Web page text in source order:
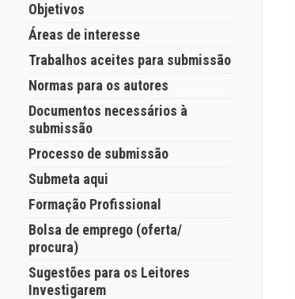
Objetivos
Áreas de interesse
Trabalhos aceites para submissão
Normas para os autores
Documentos necessários à
submissão
Processo de submissão
Submeta aqui
Formação Profissional
Bolsa de emprego (oferta/
procura)
Sugestões para os Leitores
Investigarem